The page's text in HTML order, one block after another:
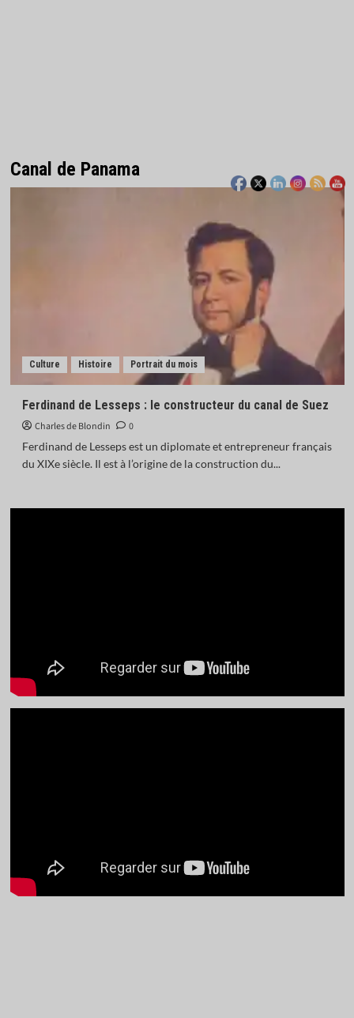
Canal de Panama
Culture Histoire Portrait du mois
Ferdinand de Lesseps : le constructeur du canal de Suez
Charles de Blondin
0
Ferdinand de Lesseps est un diplomate et entrepreneur français
du XIXe siècle. Il est à l’origine de la construction du...